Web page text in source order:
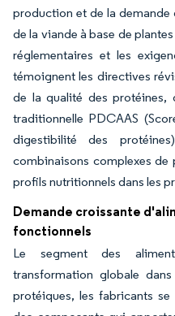
production et de la demande
de la viande à base de
réglementaires et les
témoignent les directives
de la qualité des protéines,
traditionnelle PDCAAS
digestibilité des
combinaisons complexes de
profils nutritionnels dans les
Demande croissante
fonctionnels
Le segment des
transformation globale
protéiques, les fabricants